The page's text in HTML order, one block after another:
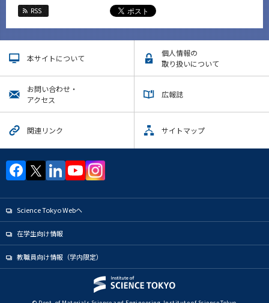
RSS
本サイトについて
個人情報の
取り扱いについて
お問い合わせ・
アクセス
広報誌
関連リンク サイトマップ
Science Tokyo Webヘ
在学生向け情報
教職員向け情報（学内限定）